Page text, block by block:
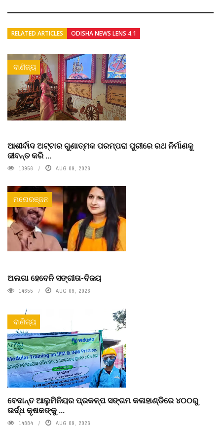
RELATED ARTICLES ODISHA NEWS LENS 4.1
ବାଣିଜ୍ୟ
ଆଶୀର୍ବାଦ ଅଟ୍ଟାର ଗୁଣାତ୍ମକ ପରମ୍ପରା ପୁରୀରେ ରଥ ନିର୍ମାଣକୁ
ଜୀବନ୍ତ କରି ...
13956 AUG 09, 2026
ମନୋରଞ୍ଜନ
ଅଲଗା ହେବେନି ସଙ୍ଗୀତା-ବିଜୟ
14655 AUG 09, 2026
ବାଣିଜ୍ୟ
ବେଦାନ୍ତ ଆଲୁମିନିୟର ପ୍ରକଳ୍ପ ସଙ୍ଗମ କଳାହାଣ୍ଡିରେ ୪୦୦ରୁ
ଉର୍ଦ୍ଧ କୃଷକଙ୍କୁ ...
14884 AUG 09, 2026